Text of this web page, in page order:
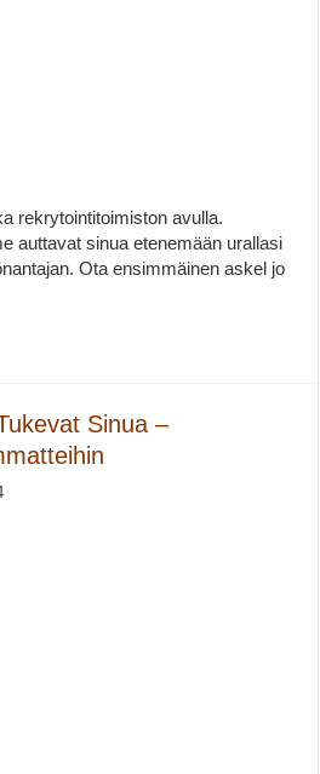
rekrytointitoimiston avulla.
auttavat sinua etenemään urallasi
Ota ensimmäinen askel jo
Sinua –